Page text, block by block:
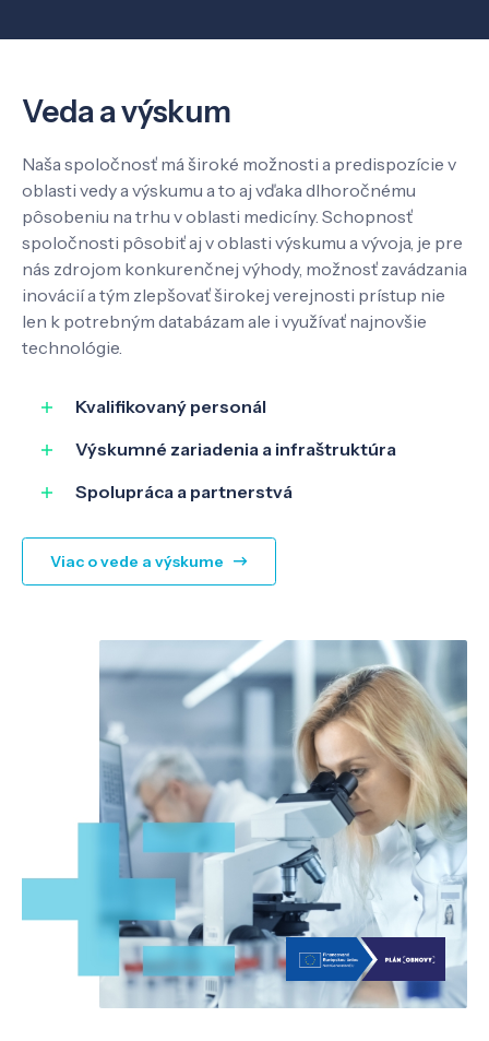
Veda a výskum
Pôsobenie
Know-how
O nás
SK EN
Veda a výskum
Naša spoločnosť má široké možnosti a predispozície v
oblasti vedy a výskumu a to aj vďaka dlhoročnému
pôsobeniu na trhu v oblasti medicíny. Schopnosť
spoločnosti pôsobiť aj v oblasti výskumu a vývoja, je pre
nás zdrojom konkurenčnej výhody, možnosť zavádzania
inovácií a tým zlepšovať širokej verejnosti prístup nie
len k potrebným databázam ale i využívať najnovšie
technológie.
Kvalifikovaný personál
Výskumné zariadenia a infraštruktúra
Spolupráca a partnerstvá
Viac o vede a výskume